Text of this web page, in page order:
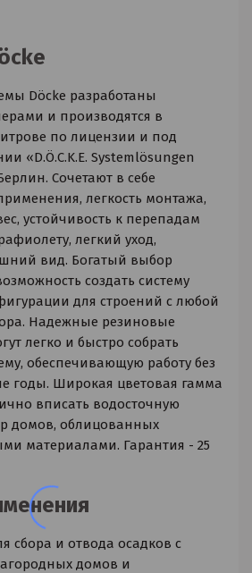
Döcke разработаны
и производятся в
по лицензии и под
«D.Ö.C.K.E. Systemlösungen
Сочетают в себе
легкость монтажа,
устойчивость к перепадам
легкий уход,
вид. Богатый выбор
создать систему
для строений с любой
Надежные резиновые
легко и быстро собрать
обеспечивающую работу без
годы. Широкая цветовая гамма
вписать водосточную
домов, облицованных
материалами. Гарантия - 25
сбора и отвода осадков с
домов и